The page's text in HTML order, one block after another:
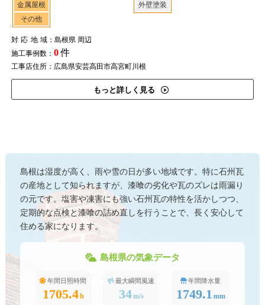
金属屋根
その他
外壁塗装
対応地域：島根県 周辺
施工事例数： 0件
工事店住所：広島県安芸高田市高宮町川根
もっと詳しく見る
島根は湿度が高く、雨や雪の日が多い地域です。特に石州瓦
の産地として知られますが、漆喰の劣化や瓦のズレは雨漏り
の元です。塩害や凍害にも強い石州瓦の特性を活かしつつ、
定期的な点検と漆喰の詰め直しを行うことで、長く安心して
住める家になります。
島根県の気象データ
年間日照時間
1705.4h
最大瞬間風速
34m/s
年間降水量
1749.1 mm